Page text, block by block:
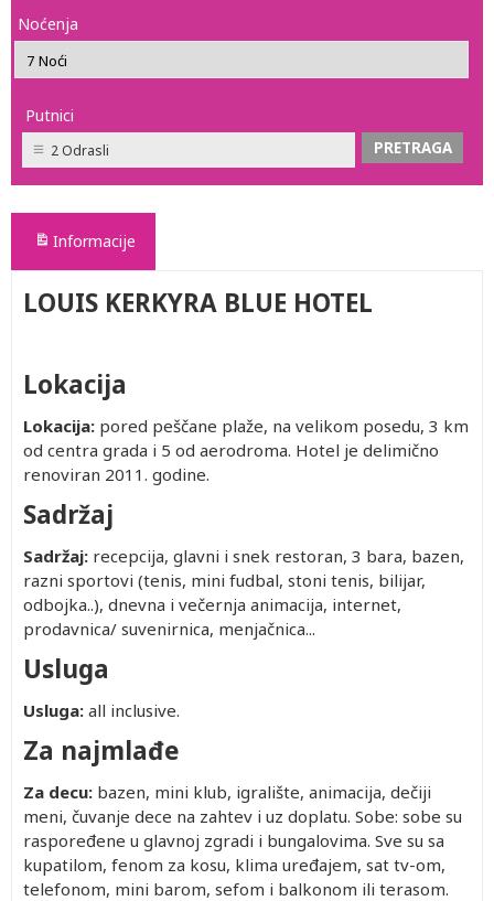
Noćenja
Putnici
2 Odrasli
Informacije
LOUIS KERKYRA BLUE HOTEL
Lokacija
Lokacija: pored peščane plaže, na velikom posedu, 3 km
od centra grada i 5 od aerodroma. Hotel je delimično
renoviran 2011. godine.
Sadržaj
Sadržaj: recepcija, glavni i snek restoran, 3 bara, bazen,
razni sportovi (tenis, mini fudbal, stoni tenis, bilijar,
odbojka..), dnevna i večernja animacija, internet,
prodavnica/ suvenirnica, menjačnica...
Usluga
Usluga: all inclusive.
Za najmlađe
Za decu: bazen, mini klub, igralište, animacija, dečiji
meni, čuvanje dece na zahtev i uz doplatu. Sobe: sobe su
raspoređene u glavnoj zgradi i bungalovima. Sve su sa
kupatilom, fenom za kosu, klima uređajem, sat tv-om,
telefonom, mini barom, sefom i balkonom ili terasom.